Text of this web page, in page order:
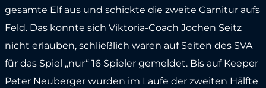
gesamte Elf aus und schickte die zweite Garnitur aufs
Feld. Das konnte sich Viktoria-Coach Jochen Seitz
nicht erlauben, schließlich waren auf Seiten des SVA
für das Spiel „nur“ 16 Spieler gemeldet. Bis auf Keeper
Peter Neuberger wurden im Laufe der zweiten Hälfte